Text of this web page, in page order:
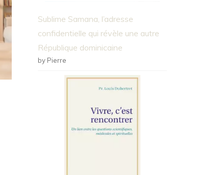
Sublime Samana, l’adresse
confidentielle qui révèle une autre
République dominicaine
by Pierre